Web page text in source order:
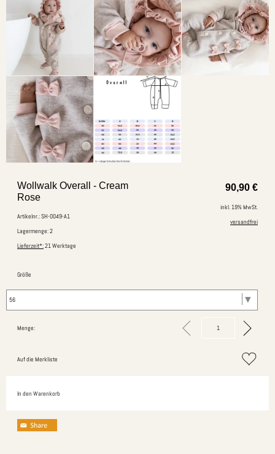
90,90 €
Wollwalk Overall - Cream
Rose
Artikelnr.: SH-0049-A1
Lagermenge: 2
Lieferzeit*:21 Werktage
inkl. 19% MwSt.
versandfrei
Größe
Menge:
Auf die Merkliste
In den Warenkorb